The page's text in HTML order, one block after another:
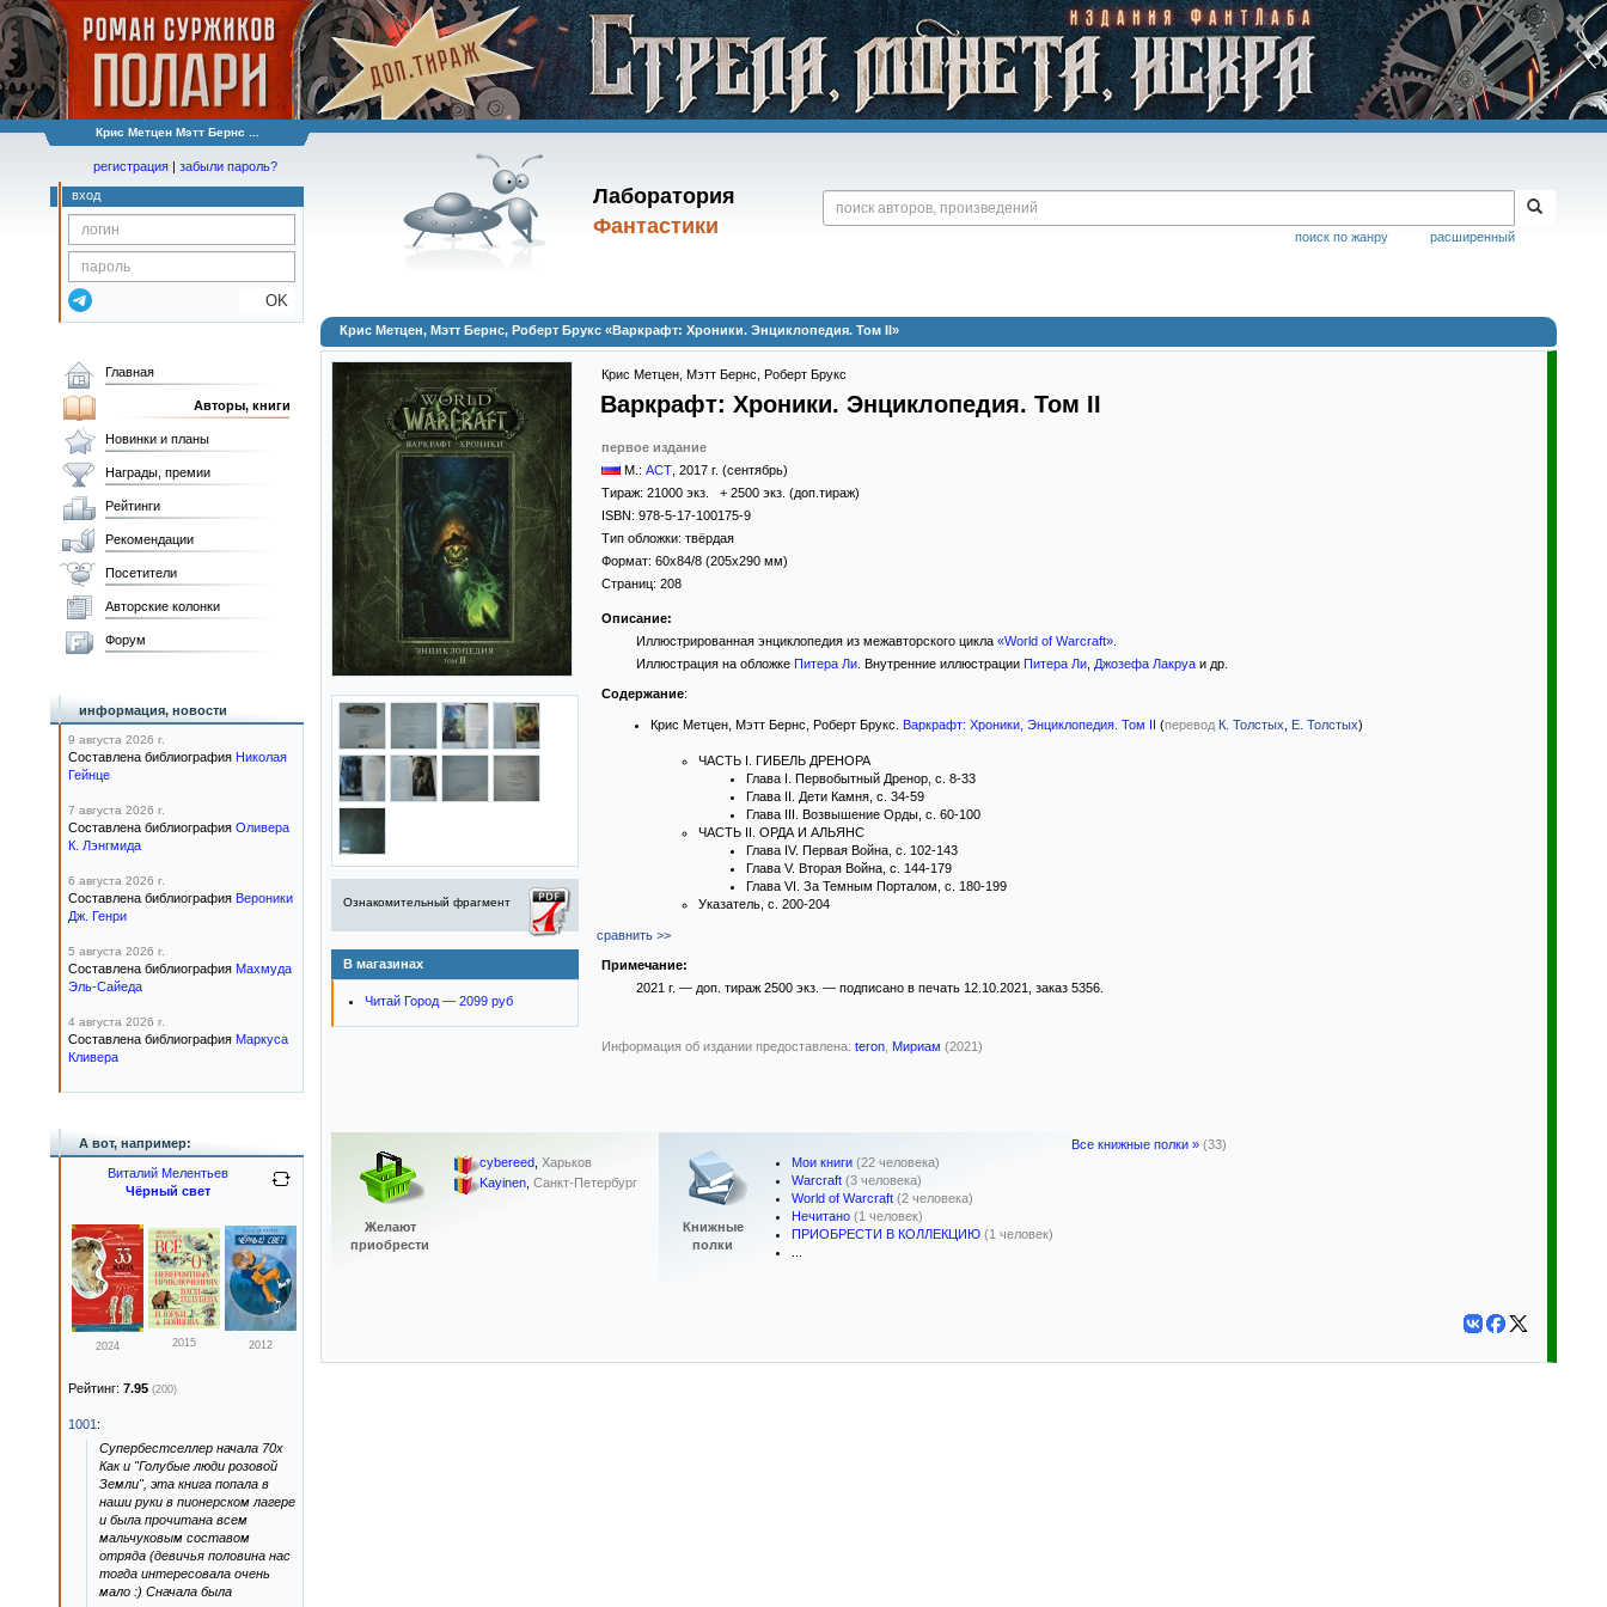
Крис Метцен Мэтт Бернс ...
Лаборатория
Фантастики
расширенный
поиск по жанру
регистрация | забыли пароль?
вход
OK
Крис Метцен, Мэтт Бернс, Роберт Брукс «Варкрафт: Хроники. Энциклопедия. Том II»
Ознакомительный фрагмент
В магазинах
Читай Город — 2099 руб
Крис Метцен Мэтт Бернс Роберт Брукс
Варкрафт: Хроники. Энциклопедия. Том II
первое издание
М.: АСТ 2017 г. (сентябрь)
Тираж: 21000 экз. + 2500 экз. (доп.тираж)
ISBN: 978-5-17-100175-9
Тип обложки: твёрдая
Формат: 60x84/8 (205x290 мм)
Страниц: 208
Описание:
Иллюстрированная энциклопедия из межавторского цикла «World of Warcraft».
Иллюстрация на обложке Питера Ли. Внутренние иллюстрации Питера Ли, Джозефа Лакруаи др.
Содержание:
Крис Метцен, Мэтт Бернс, Роберт Брукс. Варкрафт: Хроники, Энциклопедия. Том II (перевод К. Толстых Е. Толстых)
ЧАСТЬ I. ГИБЕЛЬ ДРЕНОРА
Глава I. Первобытный Дренор, с. 8-33
Глава II. Дети Камня, с. 34-59
Глава III. Возвышение Орды, с. 60-100
ЧАСТЬ II. ОРДА И АЛЬЯНС
Глава IV. Первая Война, с. 102-143
Глава V. Вторая Война, с. 144-179
Глава VI. За Темным Порталом, с. 180-199
Указатель, с. 200-204
сравнить >>
Примечание:
2021 г. — доп. тираж 2500 экз. — подписано в печать 12.10.2021, заказ 5356.
Информация об издании предоставлена: teron Мириам (2021)
Желают
приобрести
cybereed, Харьков
Kayinen, Санкт-Петербург
Книжные
полки
Мои книги (22 человека)
Warcraft (3 человека)
World of Warcraft (2 человека)
Нечитано (1 человек)
ПРИОБРЕСТИ В КОЛЛЕКЦИЮ (1 человек)
Все книжные полки » (33)
Главная
Авторы, книги
Новинки и планы
Награды, премии
Рейтинги
Рекомендации
Посетители
Авторские колонки
Форум
информация, новости
9 августа 2026 г.
Составлена библиография Николая
Гейнце
7 августа 2026 г.
Составлена библиография Оливера
К. Лэнгмида
6 августа 2026 г.
Составлена библиография Вероники
Дж. Генри
5 августа 2026 г.
Составлена библиография Махмуда
Эль-Сайеда
4 августа 2026 г.
Составлена библиография Маркуса
Кливера
А вот, например:
Виталий Мелентьев
Чёрный свет
2024 2015 2012
Рейтинг: 7.95 (200)
1001 :
Супербестселлер начала 70х
Как и "Голубые люди розовой
Земли", эта книга попала в
наши руки в пионерском лагере
и была прочитана всем
мальчуковым составом
отряда (девичья половина нас
тогда интересовала очень
мало :) Сначала была